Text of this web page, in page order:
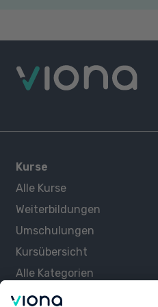
Kurse
Alle Kurse
Weiterbildungen
Umschulungen
Kursübersicht
Alle Kategorien